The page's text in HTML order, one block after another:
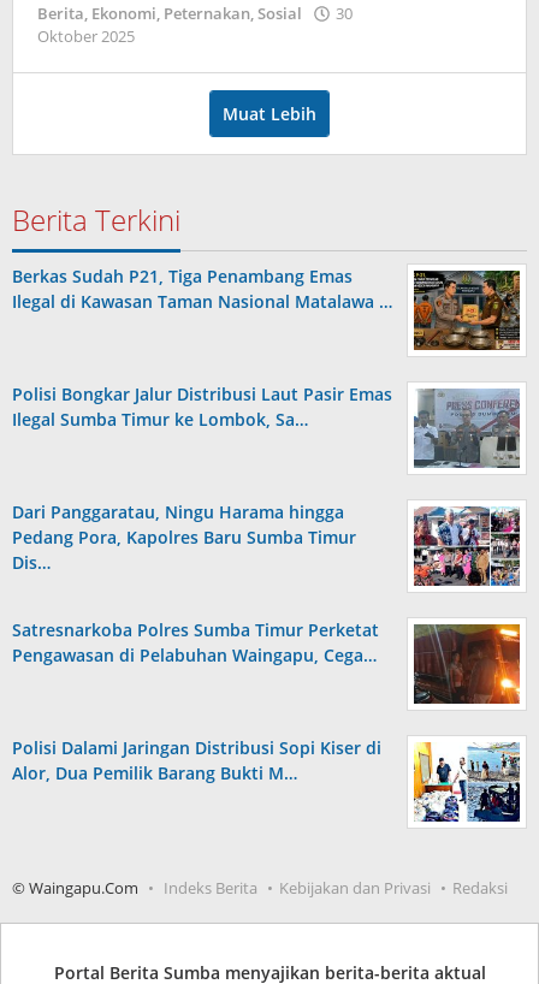
Berita, Ekonomi, Peternakan,Sosial
30
Oktober 2025
Umbu
Muat Lebih
Berita Terkini
Berkas Sudah P21, Tiga Penambang Emas
Ilegal di Kawasan Taman Nasional Matalawa …
Polisi Bongkar Jalur Distribusi Laut Pasir Emas
Ilegal Sumba Timur ke Lombok, Sa…
Dari Panggaratau, Ningu Harama hingga
Pedang Pora, Kapolres Baru Sumba Timur
Dis…
Satresnarkoba Polres Sumba Timur Perketat
Pengawasan di Pelabuhan Waingapu, Cega…
Polisi Dalami Jaringan Distribusi Sopi Kiser di
Alor, Dua Pemilik Barang Bukti M…
© Waingapu.Com Indeks Berita Kebijakan dan Privasi Redaksi
Portal Berita Sumba menyajikan berita-berita aktual